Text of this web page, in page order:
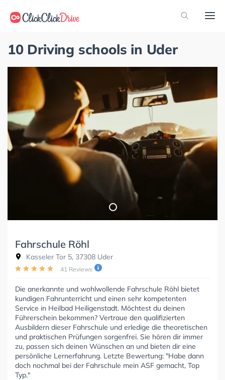
10 Driving schools in Uder
Fahrschule Röhl
Kasseler Tor 5, 37308 Uder
41 Reviews
Die anerkannte und wohlwollende Fahrschule Röhl bietet
kundigen Fahrunterricht und einen sehr kompetenten
Service in Heilbad Heiligenstadt. Möchtest du deinen
Führerschein bekommen? Vertraue den qualifizierten
Ausbildern dieser Fahrschule und erledige die theoretischen
und praktischen Prüfungen sorgenfrei. Sie hören dir immer
zu, passen sich deinen Wünschen an und bieten dir eine
persönliche Lernerfahrung. Letzte Bewertung: "Habe dann
doch nochmal bei der Fahrschule mein ASF gemacht, Top
Typ."